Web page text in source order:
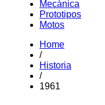
Mecánica
Prototipos
Motos
Home
/
Historia
/
1961